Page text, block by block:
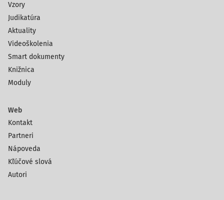
Vzory
Judikatúra
Aktuality
Videoškolenia
Smart dokumenty
Knižnica
Moduly
Web
Kontakt
Partneri
Nápoveda
Kľúčové slová
Autori